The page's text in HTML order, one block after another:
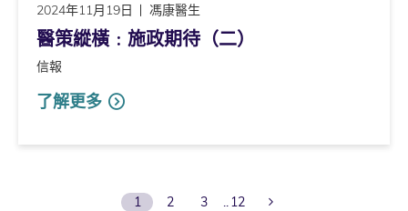
2024年11月19日 馮康醫生
醫策縱橫﹕施政期待（二）
信報
了解更多
1 2 3 12